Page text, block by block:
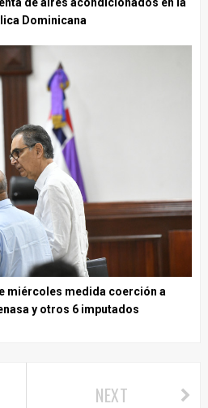
Dominicana
miércoles medida coerción a
y otros 6 imputados
NEXT